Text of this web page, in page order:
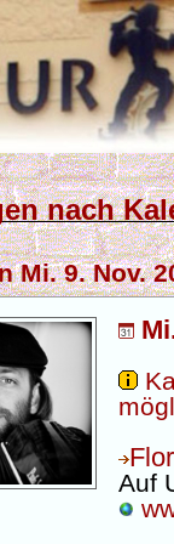
nach
Mi. 9. Nov.
Auf